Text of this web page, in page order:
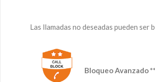
Las llamadas no deseadas pueden
Bloqueo Avanzado **